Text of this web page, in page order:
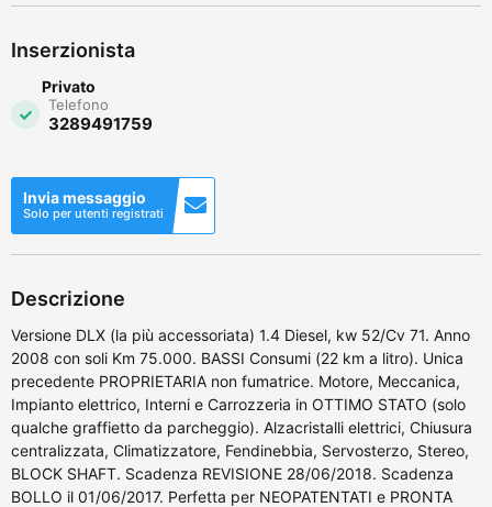
Inserzionista
Privato
Telefono
3289491759
Invia messaggio
Solo per utenti registrati
Descrizione
Versione DLX (la più accessoriata) 1.4 Diesel, kw 52/Cv 71. Anno
2008 con soli Km 75.000. BASSI Consumi (22 km a litro). Unica
precedente PROPRIETARIA non fumatrice. Motore, Meccanica,
Impianto elettrico, Interni e Carrozzeria in OTTIMO STATO (solo
qualche graffietto da parcheggio). Alzacristalli elettrici, Chiusura
centralizzata, Climatizzatore, Fendinebbia, Servosterzo, Stereo,
BLOCK SHAFT. Scadenza REVISIONE 28/06/2018. Scadenza
BOLLO il 01/06/2017. Perfetta per NEOPATENTATI e PRONTA